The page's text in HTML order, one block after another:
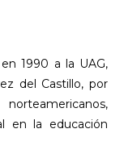
1990 a la UAG,
del Castillo, por
en la educación